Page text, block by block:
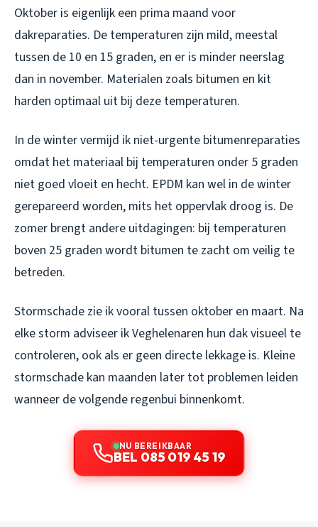
Oktober is eigenlijk een prima maand voor
dakreparaties. De temperaturen zijn mild, meestal
tussen de 10 en 15 graden, en er is minder neerslag
dan in november. Materialen zoals bitumen en kit
harden optimaal uit bij deze temperaturen.
In de winter vermijd ik niet-urgente bitumenreparaties
omdat het materiaal bij temperaturen onder 5 graden
niet goed vloeit en hecht. EPDM kan wel in de winter
gerepareerd worden, mits het oppervlak droog is. De
zomer brengt andere uitdagingen: bij temperaturen
boven 25 graden wordt bitumen te zacht om veilig te
betreden.
Stormschade zie ik vooral tussen oktober en maart. Na
elke storm adviseer ik Veghelenaren hun dak visueel te
controleren, ook als er geen directe lekkage is. Kleine
stormschade kan maanden later tot problemen leiden
wanneer de volgende regenbui binnenkomt.
NU BEREIKBAAR
BEL 085 019 45 19